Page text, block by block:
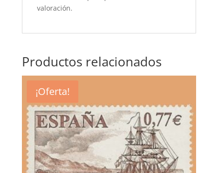
valoración.
Productos relacionados
¡Oferta!